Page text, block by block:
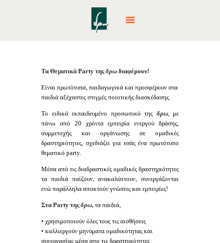
ΠΡΟΓΡΆΜΜΑΤΑ
PARTY
CAMPS
ΕΤΑΙΡΙΚΈΣ ΔΡΆΣΕΙΣ
NEA – BLOG
Τα Θεματικά Party της δρω διαφέρουν!
Είναι πρωτότυπα, παιδαγωγικά και προσφέρουν στα
παιδιά αξέχαστες στιγμές ποιοτικής διασκέδασης.
Το ειδικά εκπαιδευμένο προσωπικό της δρω, με
πάνω από 20 χρόνια εμπειρία ενεργού δράσης,
συμμετοχής και οργάνωσης σε ομαδικές
δραστηριότητες, σχεδιάζει για εσάς ένα πρωτότυπο
θεματικό party.
Μέσα από τις διαδραστικές ομαδικές δραστηριότητες
τα παιδιά παίζουν, ανακαλύπτουν, συνεργάζονται
ενώ παράλληλα αποκτούν γνώσεις και εμπειρίες!
Στα Party τηςδρω, τα παιδιά,
• χρησιμοποιούν όλες τους τις αισθήσεις
• καλλιεργούν μηνύματα ομαδικότητας και
συνεργασίας μέσα απο τις δραστηριότητες